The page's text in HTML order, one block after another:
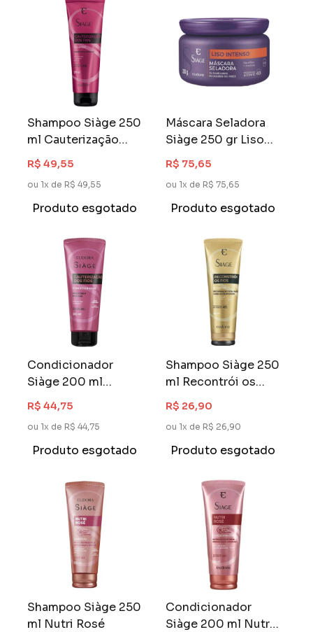
Shampoo Siàge 250
ml Cauterização
dos Fios
R$ 49,55
ou 1x de R$ 49,55
Produto esgotado
Máscara Seladora
Siàge 250 gr Liso
Intenso
R$ 75,65
ou 1x de R$ 75,65
Produto esgotado
Condicionador
Siàge 200 ml
Cauterização dos
Fios
R$ 44,75
ou 1x de R$ 44,75
Produto esgotado
Shampoo Siàge 250
ml Recontrói os
Fios
R$ 26,90
ou 1x de R$ 26,90
Produto esgotado
Shampoo Siàge 250
ml Nutri Rosé
Condicionador
Siàge 200 ml Nutri